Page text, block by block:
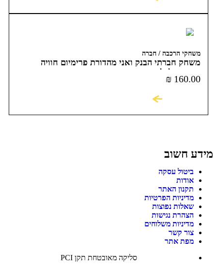
משחקי הרכבה / חברה
משחק חברתי הבנק ואני מהדורת פרימיום חוויה
פיננסית לכל המשפחה
₪ 160.00
מידע חשוב
ביטול עסקה
אודות
תקנון האתר
מדיניות הפרטיות
שאלות נפוצות
הצהרת נגישות
מדיניות משלוחים
צור קשר
מפת אתר
סליקה מאובטחת תקן PCI